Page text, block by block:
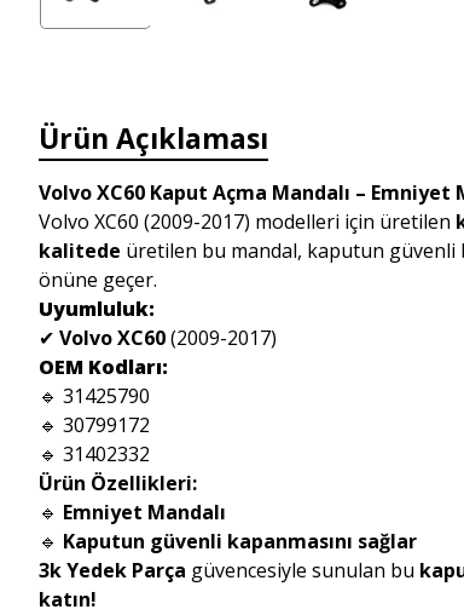
Ürün Açıklaması
Volvo XC60 Kaput Açma Mandalı – Emniyet
Volvo XC60 (2009-2017) modelleri için üretilen
kalitede üretilen bu mandal, kaputun güvenli
önüne geçer.
Uyumluluk:
✔ Volvo XC60(2009-2017)
OEM Kodları:
🔹 31425790
🔹 30799172
🔹 31402332
Ürün Özellikleri:
🔹 Emniyet Mandalı
🔹 Kaputun güvenli kapanmasını sağlar
3k Yedek Parça güvencesiyle sunulan bu
katın!